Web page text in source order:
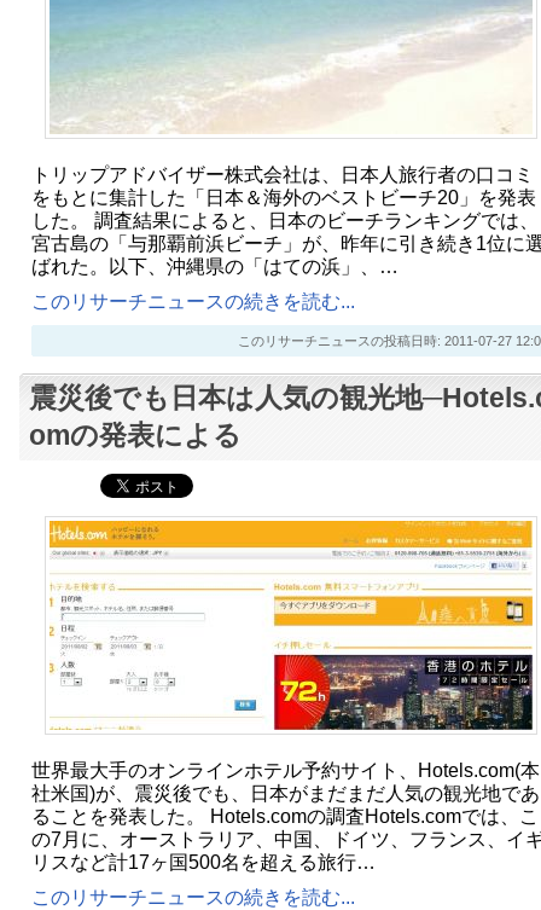
トリップアドバイザー株式会社は、日本人旅行者の口コミ
をもとに集計した「日本＆海外のベストビーチ20」を発表
した。 調査結果によると、日本のビーチランキングでは、
宮古島の「与那覇前浜ビーチ」が、昨年に引き続き1位に
ばれた。以下、沖縄県の「はての浜」、…
このリサーチニュースの続きを読む...
このリサーチニュースの投稿日時: 2011-07-27
震災後でも日本は人気の観光地
omの発表による
世界最大手のオンラインホテル予約サイト、Hotels.com(本
社米国)が、震災後でも、日本がまだまだ人気の観光地であ
ることを発表した。 Hotels.comの調査Hotels.comでは、こ
の7月に、オーストラリア、中国、ドイツ、フランス、イ
リスなど計17ヶ国500名を超える旅行…
このリサーチニュースの続きを読む...